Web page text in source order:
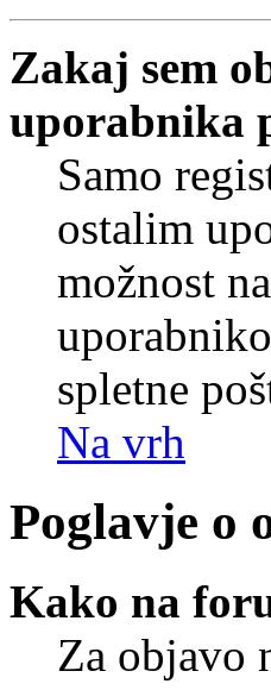
Zakaj sem
uporabnika
Samo
ostalim
možnost
spletne
Na vrh
Poglavje o
Kako na
Za objavo